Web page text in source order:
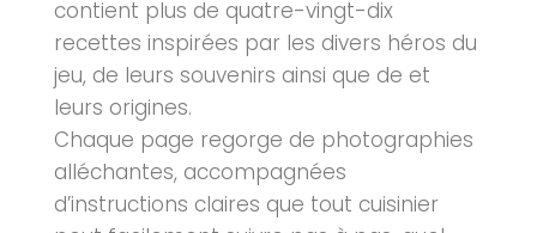
contient plus de quatre-vingt-dix
recettes inspirées par les divers héros du
jeu, de leurs souvenirs ainsi que de et
leurs origines.
Chaque page regorge de photographies
alléchantes, accompagnées
d’instructions claires que tout cuisinier